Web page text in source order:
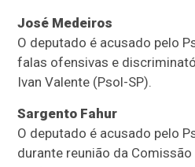
José Medeiros
O deputado é acusado pelo
falas ofensivas e
Ivan Valente (Psol-SP).
Sargento Fahur
O deputado é acusado pelo
durante reunião da Comissão